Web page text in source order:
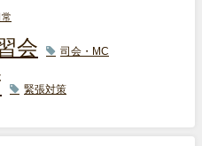
会 司会・MC
緊張対策